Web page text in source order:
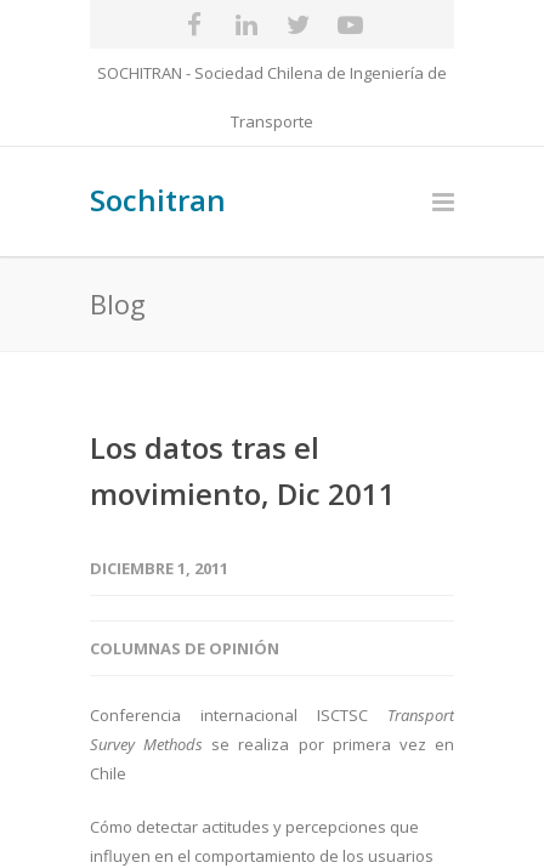
SOCHITRAN - Sociedad Chilena de Ingeniería de
Transporte
Sochitran
Blog
Los datos tras el
movimiento, Dic 2011
DICIEMBRE 1, 2011
COLUMNAS DE OPINIÓN
Conferencia internacional ISCTSC Transport
Survey Methods se realiza por primera vez en
Chile
Cómo detectar actitudes y percepciones que
influyen en el comportamiento de los usuarios